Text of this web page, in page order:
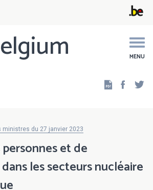
MENU
ministres du 27 janvier 2023
et de
les secteurs nucléaire